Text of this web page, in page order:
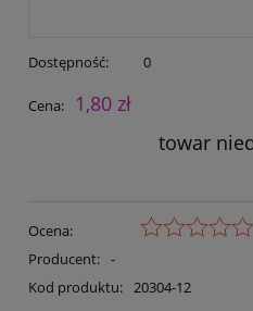
Dostępność: 0
Cena:
1,80 zł
towar
Ocena:
Producent: -
Kod produktu: 20304-12